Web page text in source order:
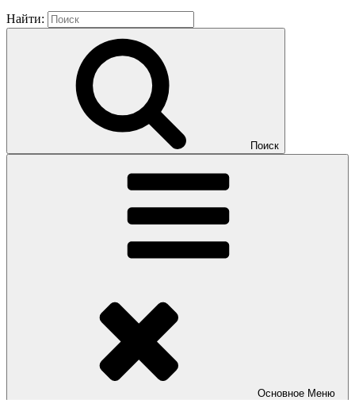
Найти:
Поиск
Основное Меню